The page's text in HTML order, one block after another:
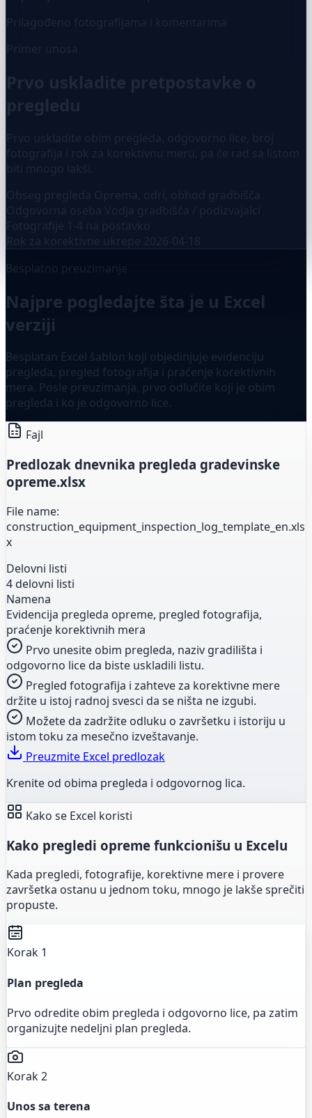
Prilagođeno fotografijama i komentarima
Primer unosa
Prvo uskladite pretpostavke o
pregledu
Prvo uskladite obim pregleda, odgovorno lice, broj
fotografija i rok za korektivnu meru, pa će rad sa listom
biti mnogo lakši.
Obseg pregleda
Oprema, odri, obhod gradbišča
Odgovorna oseba
Vodja gradbišča / podizvajalci
Fotografije
1-4 na postavko
Rok za korektivne ukrepe 2026-04-18
Besplatno preuzimanje
Najpre pogledajte šta je u Excel
verziji
Besplatan Excel šablon koji objedinjuje evidenciju
pregleda, pregled fotografija i praćenje korektivnih
mera. Posle preuzimanja, prvo odlučite koji je obim
pregleda i ko je odgovorno lice.
Fajl
Predlozak dnevnika pregleda gradevinske
opreme.xlsx
File name:
construction_equipment_inspection_log_template_en.xls
x
Delovni listi
4 delovni listi
Namena
Evidencija pregleda opreme, pregled fotografija,
praćenje korektivnih mera
Prvo unesite obim pregleda, naziv gradilišta i
odgovorno lice da biste uskladili listu.
Pregled fotografija i zahteve za korektivne mere
držite u istoj radnoj svesci da se ništa ne izgubi.
Možete da zadržite odluku o završetku i istoriju u
istom toku za mesečno izveštavanje.
Preuzmite Excel predlozak
Krenite od obima pregleda i odgovornog lica.
Kako se Excel koristi
Kako pregledi opreme funkcionišu u Excelu
Kada pregledi, fotografije, korektivne mere i provere
završetka ostanu u jednom toku, mnogo je lakše sprečiti
propuste.
Korak 1
Plan pregleda
Prvo odredite obim pregleda i odgovorno lice, pa zatim
organizujte nedeljni plan pregleda.
Korak 2
Unos sa terena